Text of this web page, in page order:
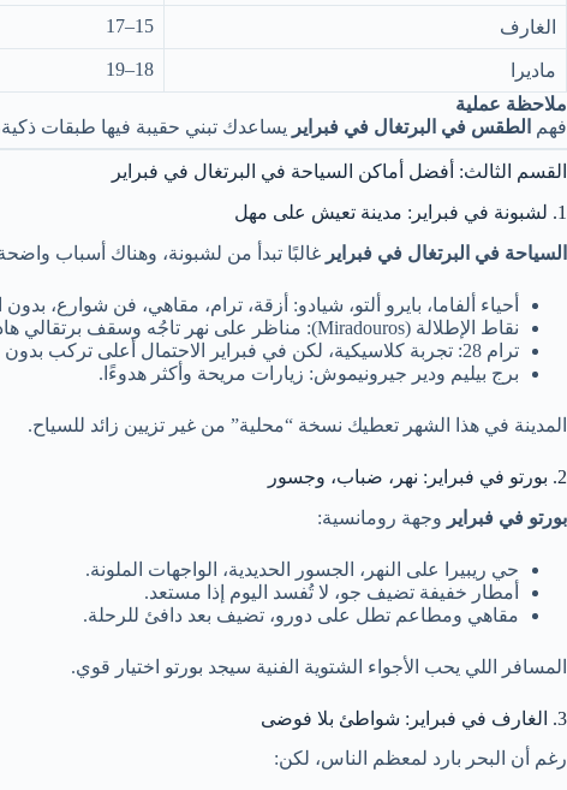
الغارف 15–17
ماديرا 18–19
ملاحظة عملية
فهم
الطقس في البرتغال في فبراير يساعدك تبني حقيبة فيها طبقات ذكية،
القسم الثالث: أفضل أماكن السياحة في البرتغال في فبراير
1. لشبونة في فبراير: مدينة تعيش على مهل
السياحة في البرتغال في فبراير غالبًا تبدأ من لشبونة، وهناك أسباب
أحياء ألفاما، بايرو ألتو، شيادو: أزقة، ترام، مقاهي، فن شوارع،
نقاط الإطلالة (Miradouros): مناظر على نهر تاجُه وسقف برتقالي هادئ.
ترام 28: تجربة كلاسيكية، لكن في فبراير الاحتمال أعلى تركب بدون طابور متعب.
برج بيليم ودير جيرونيموش: زيارات مريحة وأكثر هدوءًا.
المدينة في هذا الشهر تعطيك نسخة “محلية” من غير تزيين زائد للسياح.
2. بورتو في فبراير: نهر، ضباب، وجسور
بورتو في فبراير وجهة رومانسية:
حي ريبيرا على النهر، الجسور الحديدية، الواجهات الملونة.
أمطار خفيفة تضيف جو، لا تُفسد اليوم إذا مستعد.
مقاهي ومطاعم تطل على دورو، تضيف بعد دافئ للرحلة.
المسافر اللي يحب الأجواء الشتوية الفنية سيجد بورتو اختيار قوي.
3. الغارف في فبراير: شواطئ بلا فوضى
رغم أن البحر بارد لمعظم الناس، لكن: